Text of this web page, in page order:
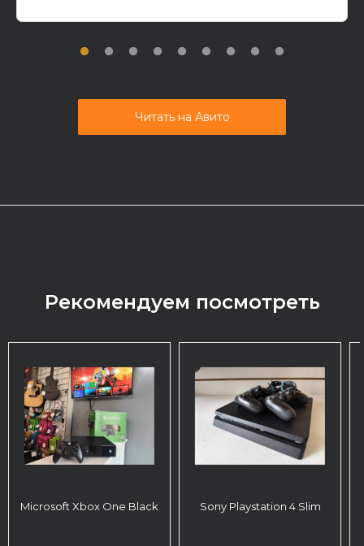
Читать на Авито
Рекомендуем посмотреть
Microsoft Xbox One Black Sony Playstation 4 Slim